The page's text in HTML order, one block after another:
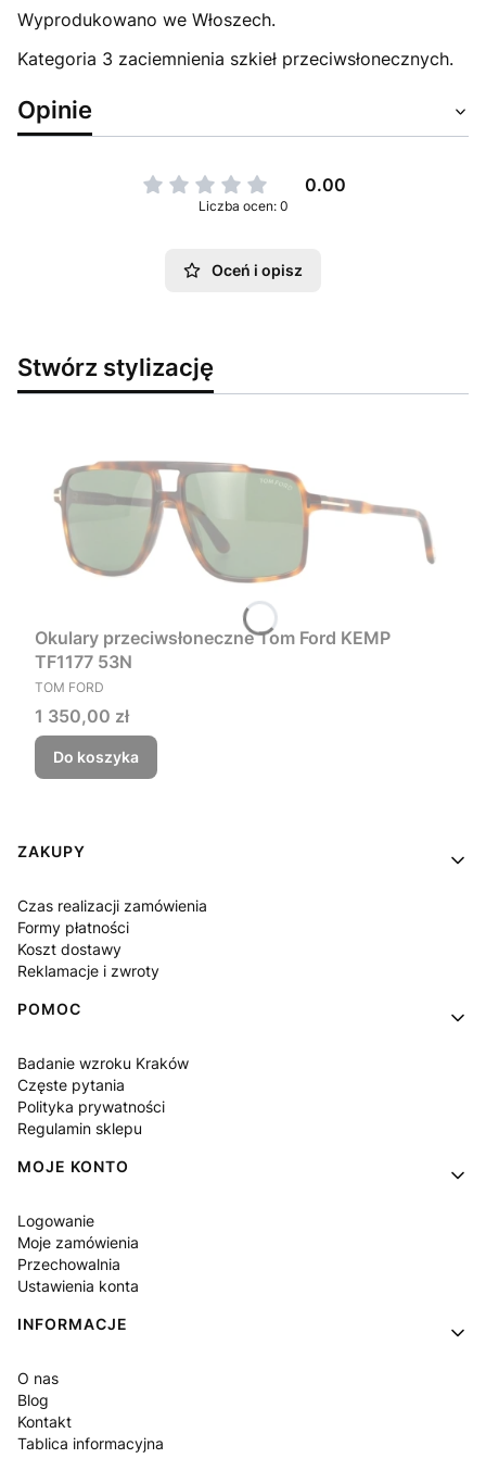
Wyprodukowano we Włoszech.
Kategoria 3 zaciemnienia szkieł przeciwsłonecznych.
Opinie
0.00
Liczba ocen: 0
Oceń i opisz
Stwórz stylizację
Okulary przeciwsłoneczne Tom Ford KEMP
TF1177 53N
PRODUCENT
TOM FORD
Cena
1 350,00 zł
Do koszyka
Linki w stopce
ZAKUPY
Czas realizacji zamówienia
Formy płatności
Koszt dostawy
Reklamacje i zwroty
POMOC
Badanie wzroku Kraków
Częste pytania
Polityka prywatności
Regulamin sklepu
MOJE KONTO
Logowanie
Moje zamówienia
Przechowalnia
Ustawienia konta
INFORMACJE
O nas
Blog
Kontakt
Tablica informacyjna